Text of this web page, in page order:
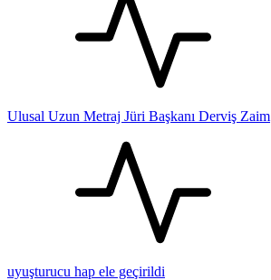
Ulusal Uzun Metraj Jüri Başkanı Derviş Zaim
uyuşturucu hap ele geçirildi